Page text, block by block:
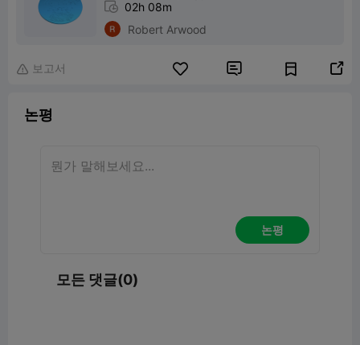
 02h 08m
Robert Arwood
 보고서  
논평
논평
모든 댓글(0)